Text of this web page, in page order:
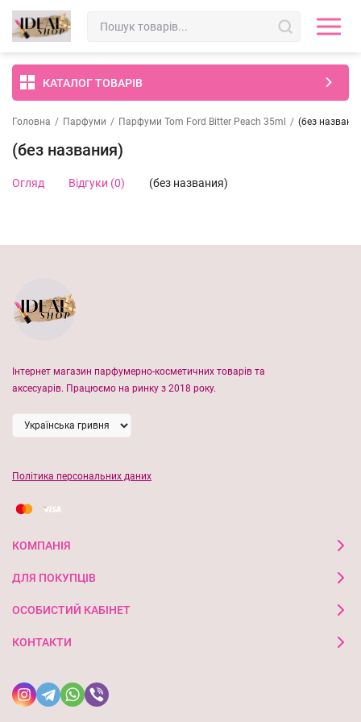
КАТАЛОГ ТОВАРІВ
Головна / Парфуми / Парфуми Tom Ford Bitter Peach 35ml / (без
(без названия)
Огляд Відгуки (0) (без названия)
Інтернет магазин парфумерно-косметичних товарів та
аксесуарів. Працюємо на ринку з 2018 року.
Політика персональних даних
КОМПАНІЯ
ДЛЯ ПОКУПЦІВ
ОСОБИСТИЙ КАБІНЕТ
КОНТАКТИ